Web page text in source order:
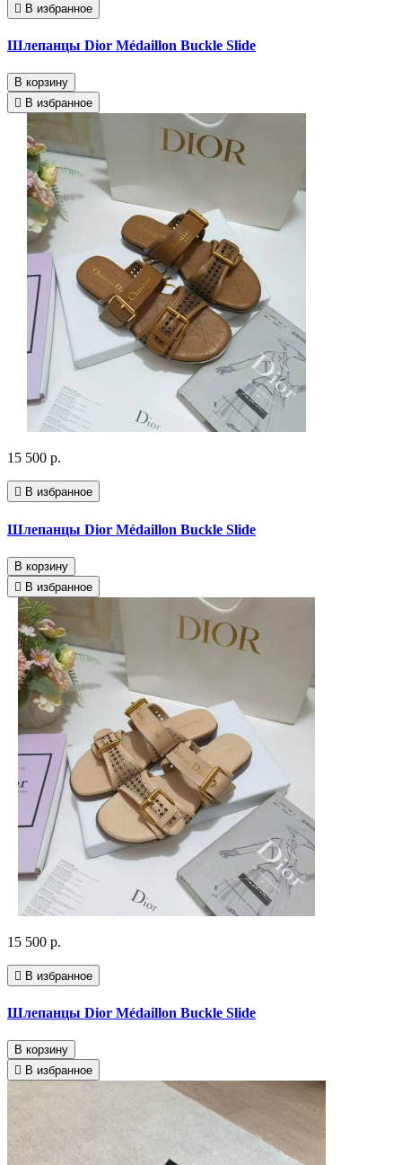
В избранное
Шлепанцы Dior Médaillon Buckle Slide
В корзину
В избранное
15 500 р.
В избранное
Шлепанцы Dior Médaillon Buckle Slide
В корзину
В избранное
15 500 р.
В избранное
Шлепанцы Dior Médaillon Buckle Slide
В корзину
В избранное